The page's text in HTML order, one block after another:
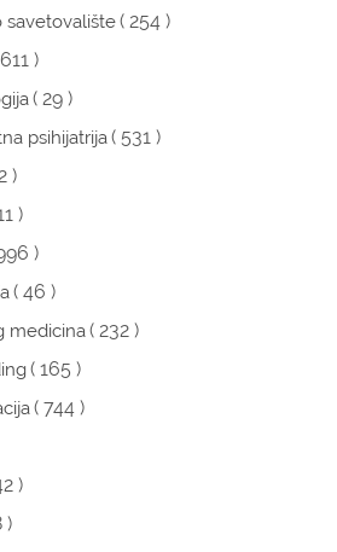
savetovalište( 254 )
)
( 29 )
psihijatrija( 531 )
)
)
)
( 46 )
medicina( 232 )
( 165 )
( 744 )
)
)